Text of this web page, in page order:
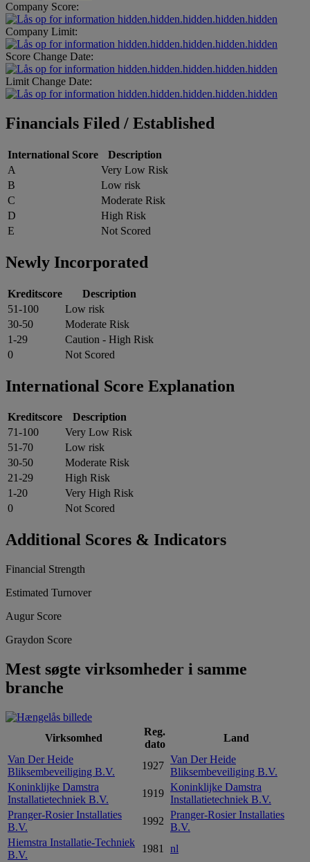
Company Score:
hidden.hidden.hidden.hidden.hidden
Company Limit:
hidden.hidden.hidden.hidden.hidden
Score Change Date:
hidden.hidden.hidden.hidden.hidden
Limit Change Date:
hidden.hidden.hidden.hidden.hidden
Financials Filed / Established
International Score
Description
A
Very Low Risk
B
Low risk
C
Moderate Risk
D
High Risk
E
Not Scored
Newly Incorporated
Kreditscore
Description
51-100
Low risk
30-50
Moderate Risk
1-29
Caution - High Risk
0
Not Scored
International Score Explanation
Kreditscore
Description
71-100
Very Low Risk
51-70
Low risk
30-50
Moderate Risk
21-29
High Risk
1-20
Very High Risk
0
Not Scored
Additional Scores & Indicators
Financial Strength
Estimated Turnover
Augur Score
Graydon Score
Mest søgte virksomheder i samme
branche
Virksomhed
Reg.
dato
Land
Van Der Heide
Bliksembeveiliging B.V.
1927
Van Der Heide
Bliksembeveiliging B.V.
Koninklijke Damstra
Installatietechniek B.V.
1919
Koninklijke Damstra
Installatietechniek B.V.
Pranger-Rosier Installaties
B.V.
1992
Pranger-Rosier Installaties
B.V.
Hiemstra Installatie-Techniek
B.V.
1981
nl